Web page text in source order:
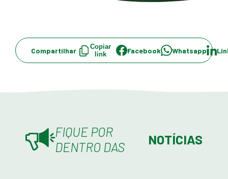
Compartilhar
Copiar
link
Facebook Whatsapp
FIQUE POR
DENTRO DAS
NOTÍCIAS